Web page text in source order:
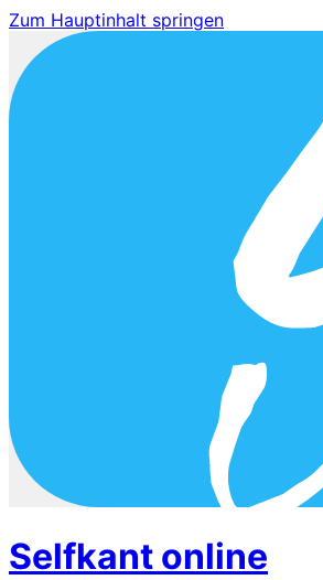
Zum Hauptinhalt springen
Selfkant online